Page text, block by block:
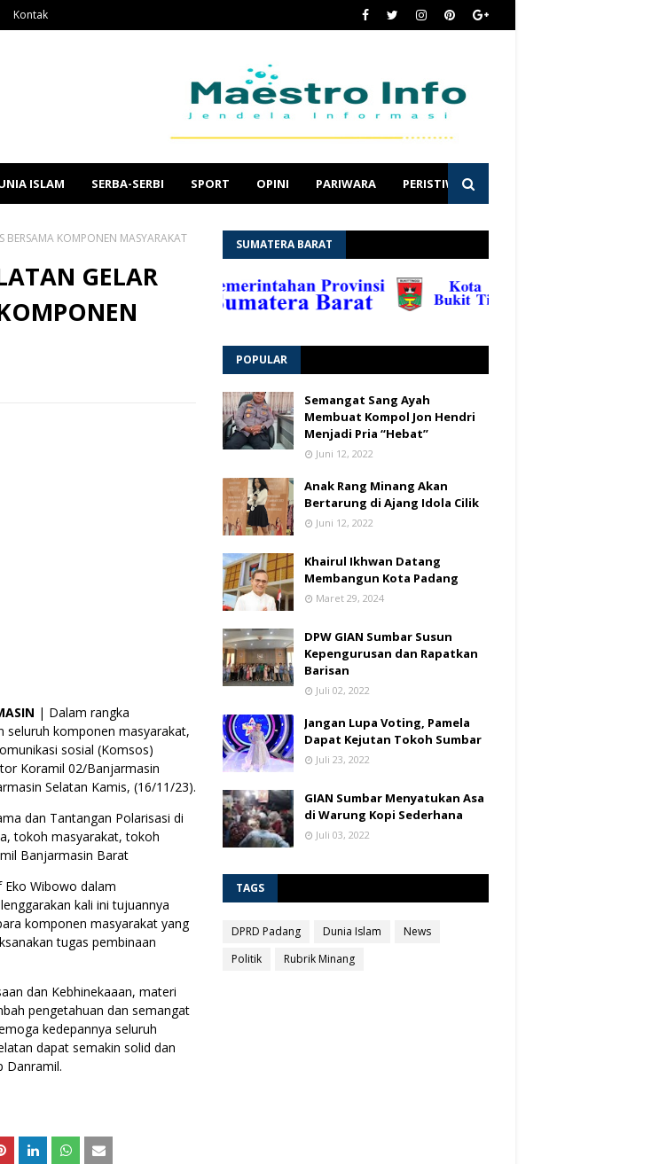
Kontak
ISLAM SERBA-SERBI SPORT OPINI PARIWARA PERISTIWA
BERSAMA KOMPONEN MASYARAKAT
GELAR
| Dalam rangka
seluruh komponen masyarakat,
sosial (Komsos)
Koramil 02/Banjarmasin
Selatan Kamis, (16/11/23).
dan Tantangan Polarisasi di
tokoh masyarakat, tokoh
Banjarmasin Barat
Wibowo dalam
kali ini tujuannya
komponen masyarakat yang
tugas pembinaan
dan Kebhinekaaan, materi
pengetahuan dan semangat
kedepannya seluruh
dapat semakin solid dan
Danramil.
SUMATERA BARAT
POPULAR
Semangat Sang Ayah
Membuat Kompol Jon Hendri
Menjadi Pria “Hebat”
Juni 12, 2022
Anak Rang Minang Akan
Bertarung di Ajang Idola Cilik
Juni 12, 2022
Khairul Ikhwan Datang
Membangun Kota Padang
Maret 29, 2024
DPW GIAN Sumbar Susun
Kepengurusan dan Rapatkan
Barisan
Juli 02, 2022
Jangan Lupa Voting, Pamela
Dapat Kejutan Tokoh Sumbar
Juli 23, 2022
GIAN Sumbar Menyatukan Asa
di Warung Kopi Sederhana
Juli 03, 2022
TAGS
DPRD Padang Dunia Islam
News
Politik
Rubrik Minang